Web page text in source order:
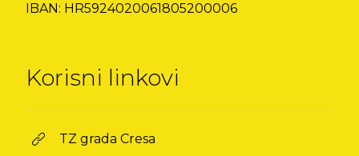
IBAN: HR5924020061805200006
Korisni linkovi
TZ grada Cresa